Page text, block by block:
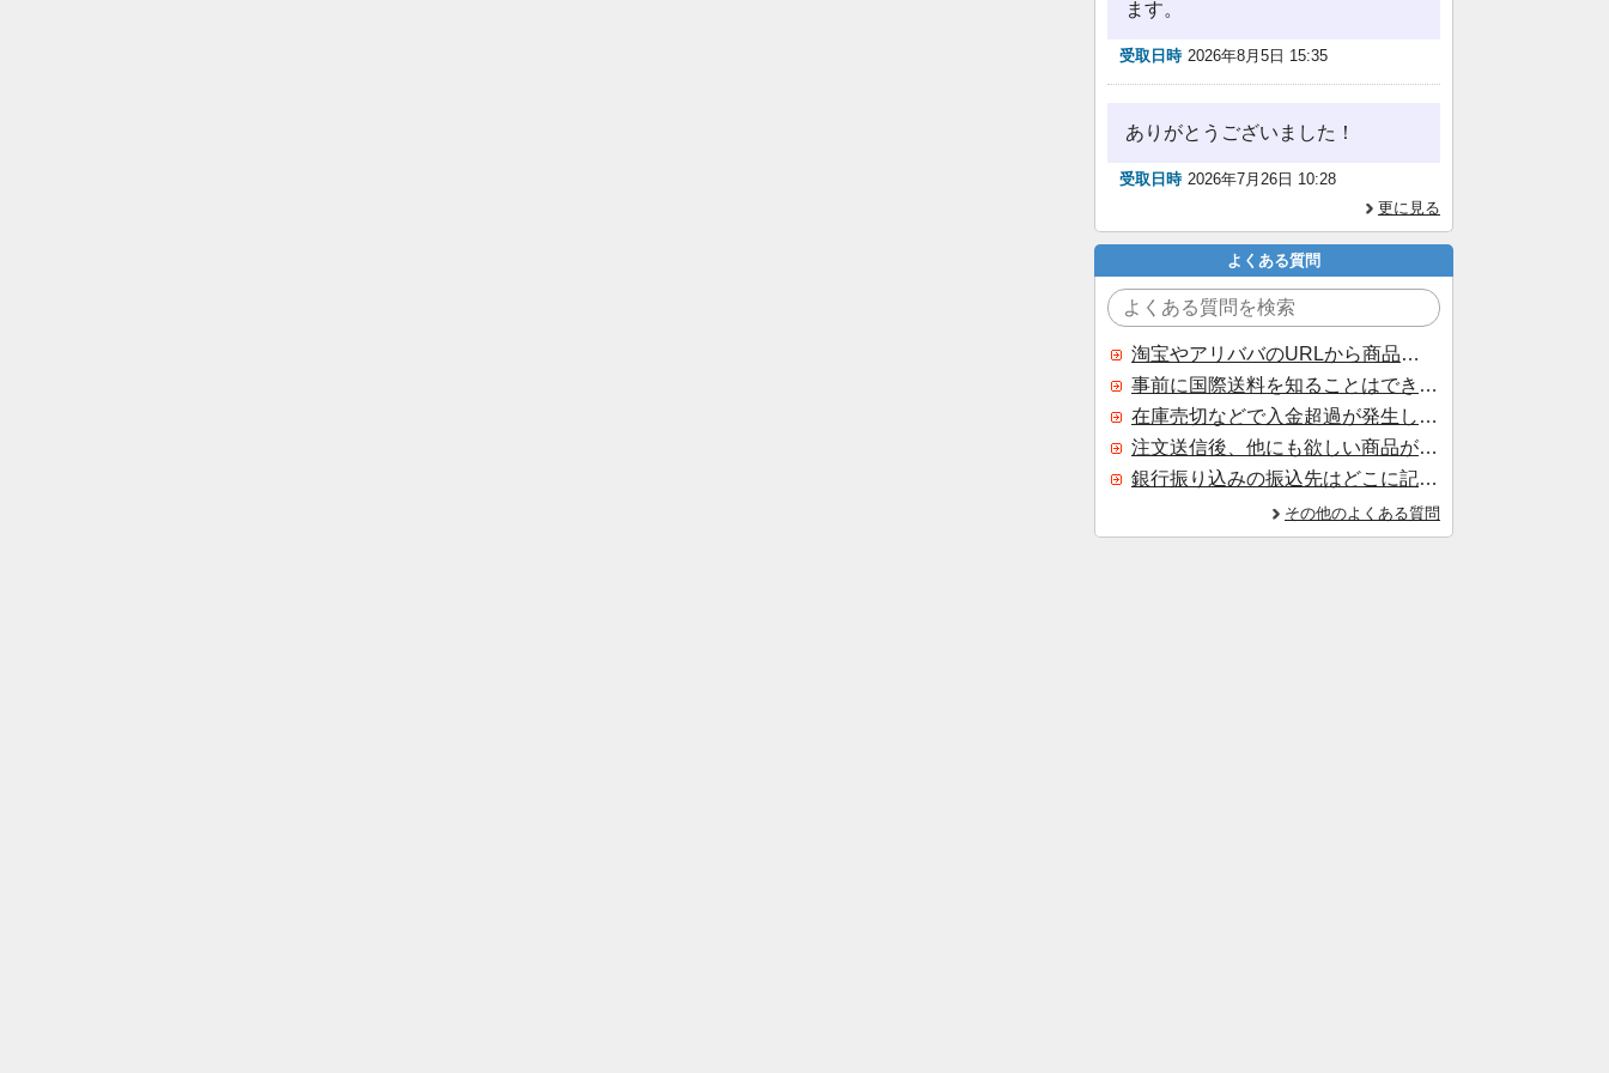
ます。
受取日時 2026年8月5日 15:35
ありがとうございました！
受取日時 2026年7月26日 10:28
更に見る
よくある質問
淘宝やアリババのURLから商品を探すことはできますか？
事前に国際送料を知ることはできますか？
在庫売切などで入金超過が発生した場合はいつ返金されますか？
注文送信後、他にも欲しい商品が見つかった場合、追加注文できますか？
銀行振り込みの振込先はどこに記載されていますか？
その他のよくある質問